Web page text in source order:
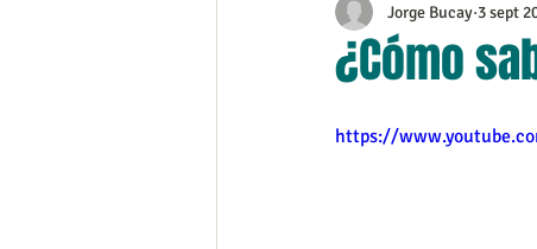
Sexualidad Tanatología
¿Cómo
Jorge Bucay 3 sept
https://